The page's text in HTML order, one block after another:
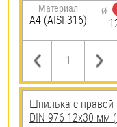
Материал
A4 (AISI 316)
Ø
Шпилька с правой
DIN 976 12х30 мм